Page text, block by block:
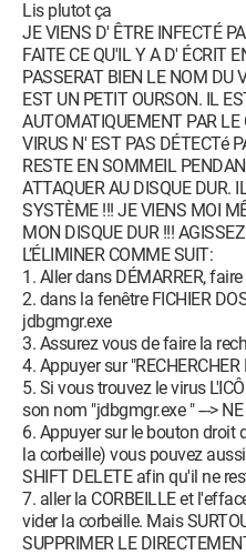
Lis plutot ça
JE VIENS D' ÊTRE INFECTÉ
FAITE CE QU'IL Y A D' ÉCRIT
PASSERAT BIEN LE NOM DU
EST UN PETIT OURSON. IL
AUTOMATIQUEMENT PAR LE
VIRUS N' EST PAS DÉTECTé
RESTE EN SOMMEIL
ATTAQUER AU DISQUE DUR.
SYSTÈME !!! JE VIENS MOI
MON DISQUE DUR !!!
L’ÉLIMINER COMME SUIT:
1. Aller dans DÉMARRER, faire
2. dans la fenêtre FICHIER
jdbgmgr.exe
3. Assurez vous de faire la
4. Appuyer sur
5. Si vous trouvez le virus
son nom "jdbgmgr.exe " ---> NE
6. Appuyer sur le bouton droit
la corbeille) vous pouvez
SHIFT DELETE afin qu'il ne
7. aller la CORBEILLE et
vider la corbeille. Mais
SUPPRIMER LE